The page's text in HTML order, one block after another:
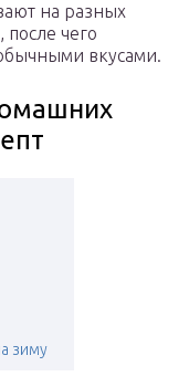
на разных
после чего
вкусами.
зиму